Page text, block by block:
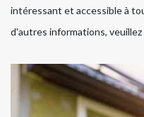
intéressant et accessible à
d'autres informations,